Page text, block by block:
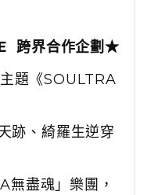
跨界合作企劃★
題《SOULTRA
跡、綺羅生逆穿
無盡魂」樂團，